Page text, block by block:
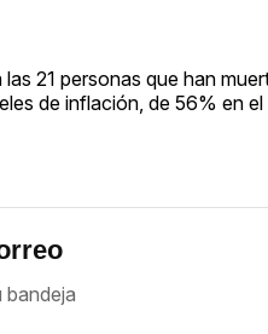
21 personas que han
de inflación, de 56% en el
bandeja